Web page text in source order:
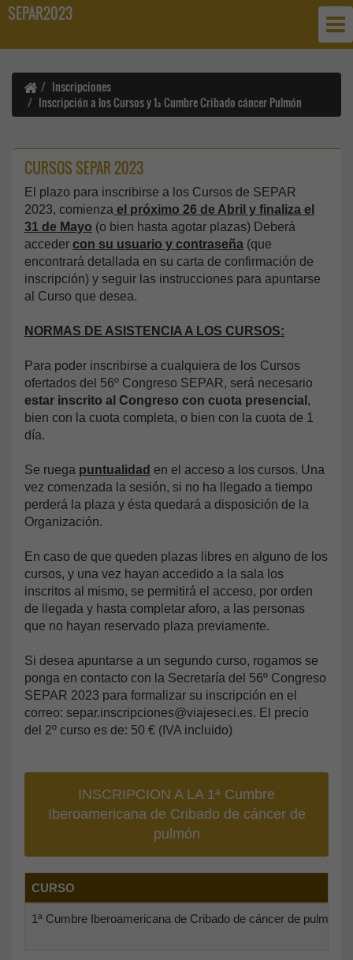
SEPAR2023
Inscripciones
Inscripción a los Cursos y 1ª Cumbre Cribado cáncer Pulmón
CURSOS SEPAR 2023
El plazo para inscribirse a los Cursos de SEPAR
2023, comienza el próximo 26 de Abril y finaliza el
31 de Mayo (o bien hasta agotar plazas) Deberá
acceder con su usuario y contraseña (que
encontrará detallada en su carta de confirmación de
inscripción) y seguir las instrucciones para apuntarse
al Curso que desea.
NORMAS DE ASISTENCIA A LOS CURSOS:
Para poder inscribirse a cualquiera de los Cursos
ofertados del 56º Congreso SEPAR, será necesario
estar inscrito al Congreso con cuota presencial ,
bien con la cuota completa, o bien con la cuota de 1
día.
Se ruega puntualidad en el acceso a los cursos. Una
vez comenzada la sesión, si no ha llegado a tiempo
perderá la plaza y ésta quedará a disposición de la
Organización.
En caso de que queden plazas libres en alguno de los
cursos, y una vez hayan accedido a la sala los
inscritos al mismo, se permitirá el acceso, por orden
de llegada y hasta completar aforo, a las personas
que no hayan reservado plaza previamente.
Si desea apuntarse a un segundo curso, rogamos se
ponga en contacto con la Secretaría del 56º Congreso
SEPAR 2023 para formalizar su inscripción en el
correo: separ.inscripciones@viajeseci.es. El precio
del 2º curso es de: 50 € (IVA incluido)
INSCRIPCION A LA 1ª Cumbre
Iberoamericana de Cribado de cáncer de
pulmón
CURSO
1ª Cumbre Iberoamericana de Cribado de cáncer de pulmón